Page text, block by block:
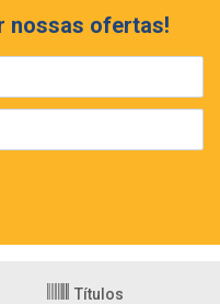
nossas ofertas!
Títulos